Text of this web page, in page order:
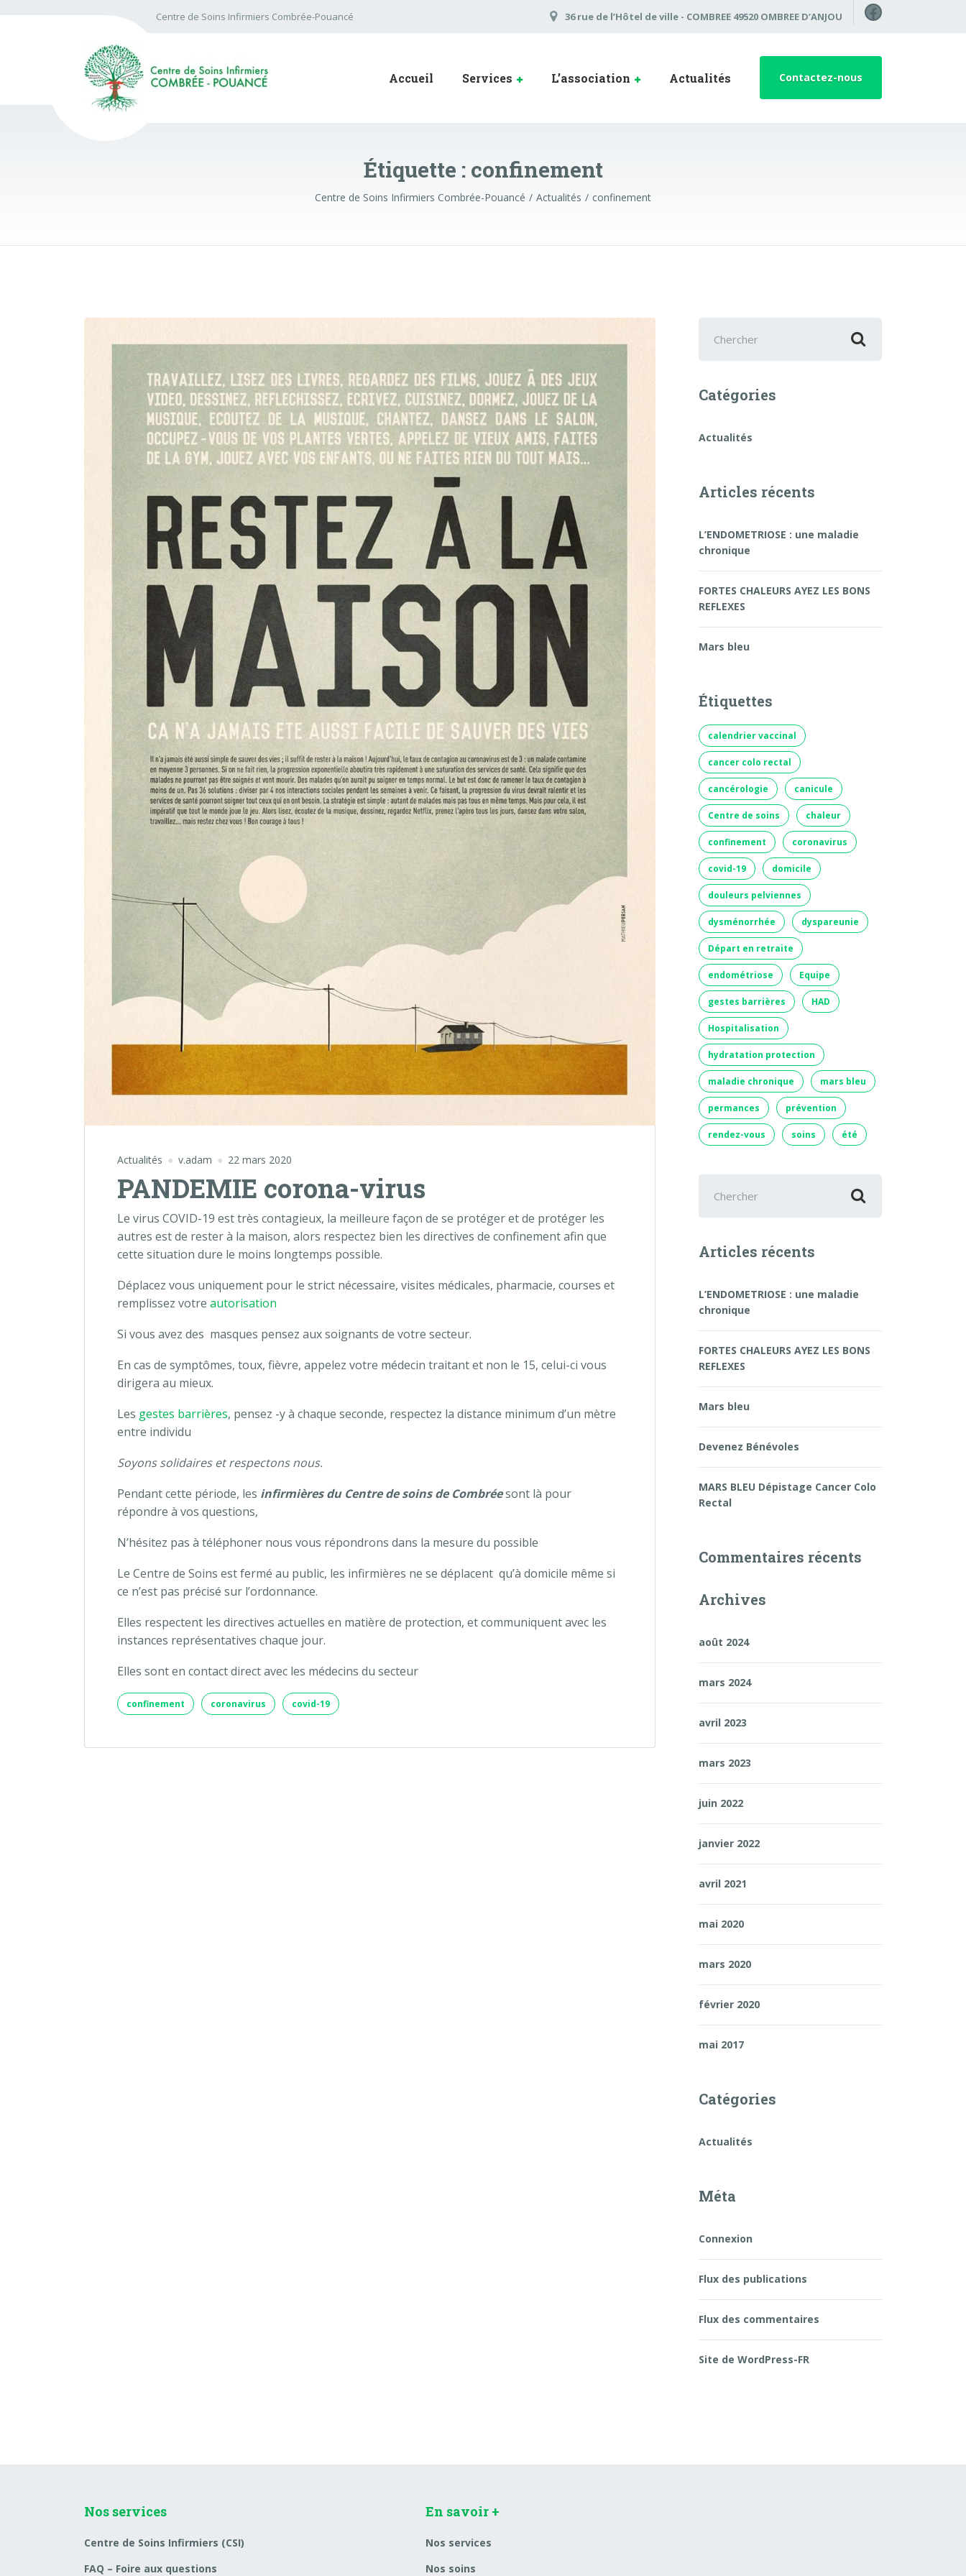
Centre de Soins Infirmiers Combrée-Pouancé 36 rue de l’Hôtel de ville - COMBREE 49520 OMBREE D’ANJOU Facebook
Accueil Services L’association Actualités Contactez-nous
Étiquette : confinement
Centre de Soins Infirmiers Combrée-Pouancé Actualités confinement
Actualités v.adam 22 mars 2020
PANDEMIE corona-virus
Le virus COVID-19 est très contagieux, la meilleure façon de se protéger et de protéger les
autres est de rester à la maison, alors respectez bien les directives de confinement afin que
cette situation dure le moins longtemps possible.
Déplacez vous uniquement pour le strict nécessaire, visites médicales, pharmacie, courses et
remplissez votre autorisation
Si vous avez des masques pensez aux soignants de votre secteur.
En cas de symptômes, toux, fièvre, appelez votre médecin traitant et non le 15, celui-ci vous
dirigera au mieux.
Les gestes barrières, pensez -y à chaque seconde, respectez la distance minimum d’un mètre
entre individu
Soyons solidaires et respectons nous.
Pendant cette période, les infirmières du Centre de soins de Combréesont là pour
répondre à vos questions,
N’hésitez pas à téléphoner nous vous répondrons dans la mesure du possible
Le Centre de Soins est fermé au public, les infirmières ne se déplacent qu’à domicile même si
ce n’est pas précisé sur l’ordonnance.
Elles respectent les directives actuelles en matière de protection, et communiquent avec les
instances représentatives chaque jour.
Elles sont en contact direct avec les médecins du secteur
confinement coronavirus covid-19
Catégories
Actualités
Articles récents
L’ENDOMETRIOSE : une maladie
chronique
FORTES CHALEURS AYEZ LES BONS
REFLEXES
Mars bleu
Étiquettes
calendrier vaccinal
cancer colo rectal
cancérologie canicule
Centre de soins chaleur
confinement coronavirus
covid-19 domicile
douleurs pelviennes
dysménorrhée dyspareunie
Départ en retraite
endométriose Equipe
gestes barrières HAD
Hospitalisation
hydratation protection
maladie chronique mars bleu
permances prévention
rendez-vous soins été
Articles récents
L’ENDOMETRIOSE : une maladie
chronique
FORTES CHALEURS AYEZ LES BONS
REFLEXES
Mars bleu
Devenez Bénévoles
MARS BLEU Dépistage Cancer Colo
Rectal
Commentaires récents
Archives
août 2024
mars 2024
avril 2023
mars 2023
juin 2022
janvier 2022
avril 2021
mai 2020
mars 2020
février 2020
mai 2017
Catégories
Actualités
Méta
Connexion
Flux des publications
Flux des commentaires
Site de WordPress-FR
Nos services
Centre de Soins Infirmiers (CSI)
FAQ – Foire aux questions
En savoir +
Nos services
Nos soins